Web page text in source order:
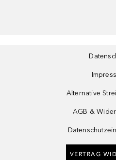
Alternative
AGB &
VERTRAG